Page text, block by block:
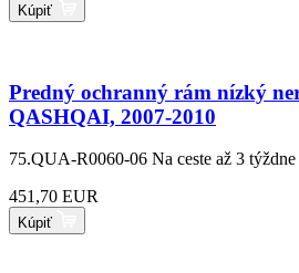
Kúpiť
Predný ochranný rám nízký
QASHQAI, 2007-2010
75.QUA-R0060-06 Na ceste až 3 týždne
451,70 EUR
Kúpiť